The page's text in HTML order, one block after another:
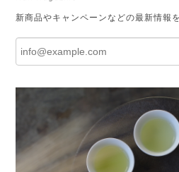
新商品やキャンペーンなどの最新情報